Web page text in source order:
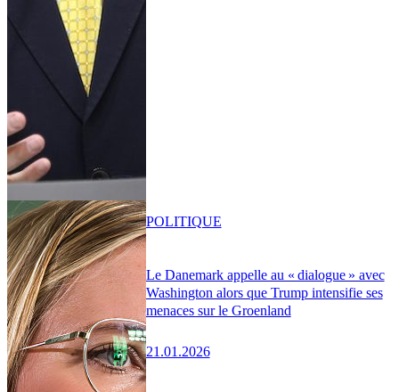
Le Danemark appelle au « dialogue » avec
Washington alors que Trump intensifie ses
menaces sur le Groenland
21.01.2026
POLITIQUE